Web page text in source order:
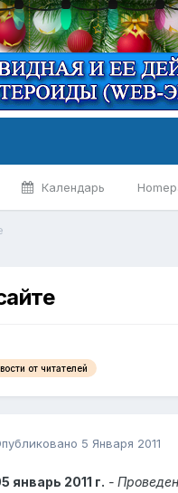
Календарь
от читателей
5 Января 2011
январь 2011 г. -